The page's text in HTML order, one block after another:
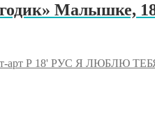
Малышке,
Р 18' РУС Я ЛЮБЛЮ ТЕБЯ